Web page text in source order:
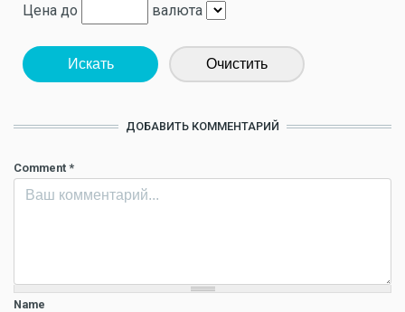
Цена до
валюта
Искать Очистить
ДОБАВИТЬ КОММЕНТАРИЙ
Comment *
Name